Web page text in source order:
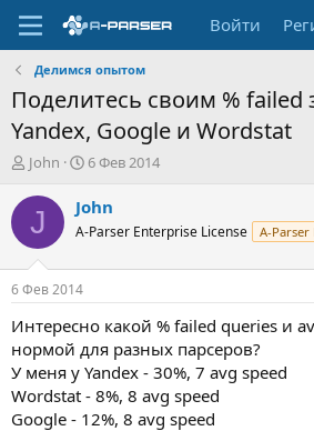
Войти
Делимся опытом
Поделитесь своим % failed
Yandex, Google и Wordstat
А
т
т
е
м
ы
John
Д
т
н
а
л
6 Фев 2014
J John
A-Parser Enterprise License A-Parser
6 Фев 2014
Интересно какой % failed queries и
нормой для разных парсеров?
У меня у Yandex - 30%, 7 avg speed
Wordstat - 8%, 8 avg speed
Google - 12%, 8 avg speed